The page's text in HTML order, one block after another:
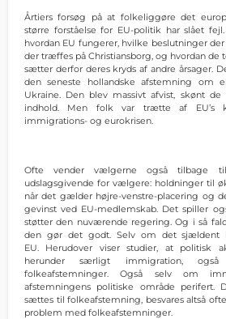
Årtiers forsøg på at folkeliggøre det
større forståelse for EU-politik har slået
hvordan EU fungerer, hvilke beslutninger
der træffes på Christiansborg, og hvordan de
sætter derfor deres kryds af andre årsager.
den seneste hollandske afstemning om
Ukraine. Den blev massivt afvist, skønt
indhold. Men folk var trætte af EU’s
immigrations- og eurokrisen.
Ofte vender vælgerne også tilbage
udslagsgivende for vælgere: holdninger til
når det gælder højre-venstre-placering og
gevinst ved EU-medlemskab. Det spiller
støtter den nuværende regering. Og i så
den gør det godt. Selv om det sjældent
EU. Herudover viser studier, at politisk
herunder særligt immigration,
folkeafstemninger. Også selv om
afstemningens politiske område perifert.
sættes til folkeafstemning, besvares altså
problem med folkeafstemninger.